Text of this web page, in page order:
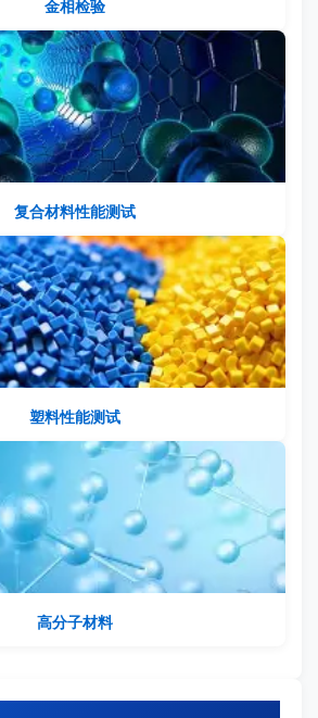
金相检验
复合材料性能测试
塑料性能测试
高分子材料